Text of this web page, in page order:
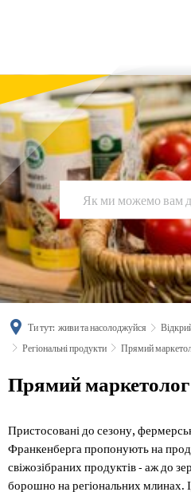
Ти тут: живи та насолоджуйся
Регіональні продукти
Прямий
Прямий
Прямий маркетолог
Пристосовані до сезону,
Франкенберга пропонують на
свіжозібраних продуктів - аж до
борошно на регіональних млинах.